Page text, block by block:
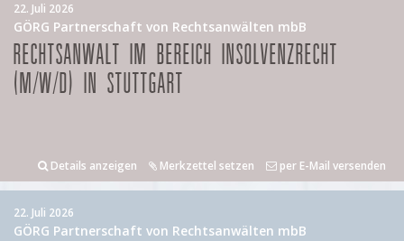
22. Juli 2026
GÖRG Partnerschaft von Rechtsanwälten mbB
RECHTSANWALT IM BEREICH INSOLVENZRECHT
(M/W/D) IN STUTTGART
Details anzeigen Merkzettel setzen per E-Mail versenden
22. Juli 2026
GÖRG Partnerschaft von Rechtsanwälten mbB